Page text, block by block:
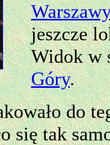
jeszcze
Widok w
Góry.
do
się tak